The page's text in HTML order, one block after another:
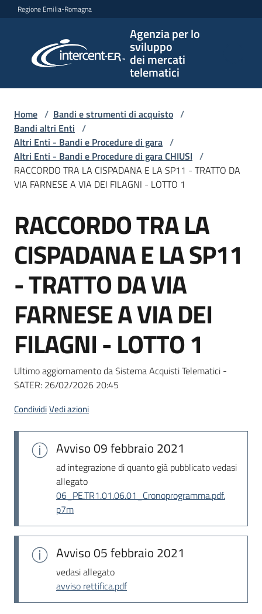
Vai al contenuto
Vai alla navigazione
Vai al footer
Regione Emilia-Romagna
Agenzia per lo
sviluppo
dei mercati
telematici
per lo
sviluppo
telematici
L'Agenzia
Bandi
e
di
Supporto
telematiche
Seguici
Home / Bandi e strumenti di acquisto /
Bandi altri Enti /
Altri Enti - Bandi e Procedure di gara /
Altri Enti - Bandi e Procedure di gara CHIUSI /
RACCORDO TRA LA CISPADANA E LA SP11 - TRATTO DA
VIA FARNESE A VIA DEI FILAGNI - LOTTO 1
Salta al contenuto
RACCORDO TRA LA
CISPADANA E LA SP11
- TRATTO DA VIA
FARNESE A VIA DEI
FILAGNI - LOTTO 1
Ultimo aggiornamento da Sistema Acquisti Telematici -
SATER: 26/02/2026 20:45
CondividiVedi azioni
Avviso09 febbraio 2021
ad integrazione di quanto già pubblicato vedasi
allegato
06_PE.TR1.01.06.01_Cronoprogramma.pdf.
p7m
Avviso05 febbraio 2021
vedasi allegato
avviso rettifica.pdf